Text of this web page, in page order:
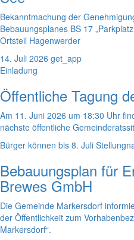
Bekanntmachung der
Bebauungsplanes BS 17
Ortsteil Hagenwerder
14. Juli 2026 get_app
Einladung
Öffentliche Tagung
Am 11. Juni 2026 um 18:30 Uhr
nächste öffentliche
Bürger können bis 8. Juli
Bebauungsplan für
Brewes GmbH
Die Gemeinde Markersdorf
der Öffentlichkeit zum
Markersdorf“.